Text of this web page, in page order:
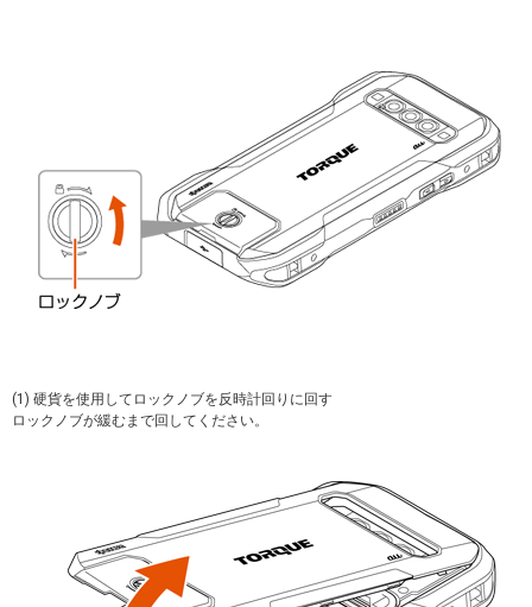
(1) 硬貨を使用してロックノブを反時計回りに回す
ロックノブが緩むまで回してください。